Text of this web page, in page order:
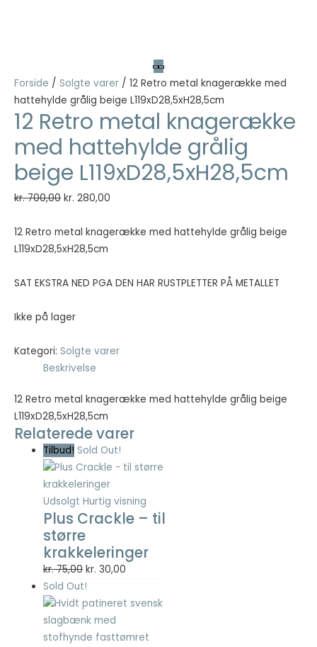
Forside / Solgte varer / 12 Retro metal knagerække med
hattehylde grålig beige L119xD28,5xH28,5cm
12 Retro metal knagerække
med hattehylde grålig
beige L119xD28,5xH28,5cm
kr.700,00 Den
pris
var:
kr. 280,00
pris
12 Retro metal knagerække med hattehylde grålig beige
L119xD28,5xH28,5cm
SAT EKSTRA NED PGA DEN HAR RUSTPLETTER PÅ METALLET
Ikke på lager
Kategori: Solgte varer
Beskrivelse
12 Retro metal knagerække med hattehylde grålig beige
L119xD28,5xH28,5cm
Relaterede varer
Tilbud! Sold Out!
Udsolgt Hurtig visning
Plus Crackle – til
større
krakkeleringer
kr.75,00 Den
oprindelige
pris
var:
kr. 75,00.
kr. 30,00
pris
kr. 30,00.
Sold Out!